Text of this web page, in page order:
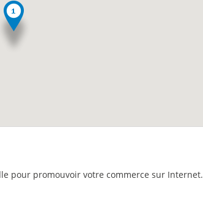
pour promouvoir votre commerce sur Internet.